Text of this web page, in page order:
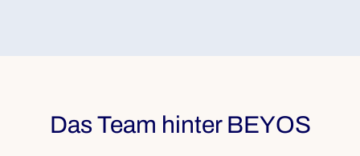
Das Team hinter BEYOS